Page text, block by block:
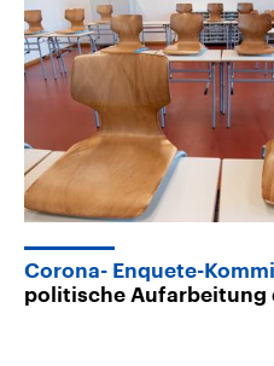
Corona- Enquete-
politische Aufarbeitung